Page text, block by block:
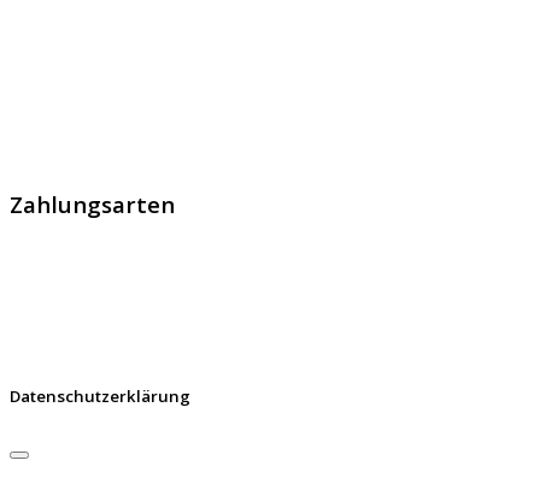
Zahlungsarten
Datenschutzerklärung